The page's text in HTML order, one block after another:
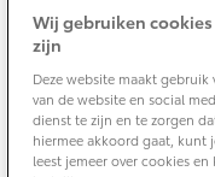
Vanaf € 37.995,-
Connected Services
MyToyota login
MyToyota App
Abonnementen
Wij gebruiken
zijn
Deze website maakt
van de website en social
dienst te zijn en te zorgen
hiermee akkoord gaat, kunt
leest jemeer over cookies